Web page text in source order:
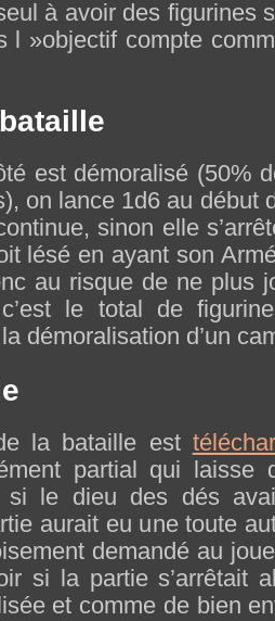
à avoir des figurines
l »objectif compte
est démoralisé (50%
on lance 1d6 au début
sinon elle
lésé en ayant son
au risque de ne plus
c’est le total de
démoralisation d’un
la bataille est
partial qui laisse
si le dieu des dés
aurait eu une toute
demandé au
si la partie s’arrêtait
et comme de bien